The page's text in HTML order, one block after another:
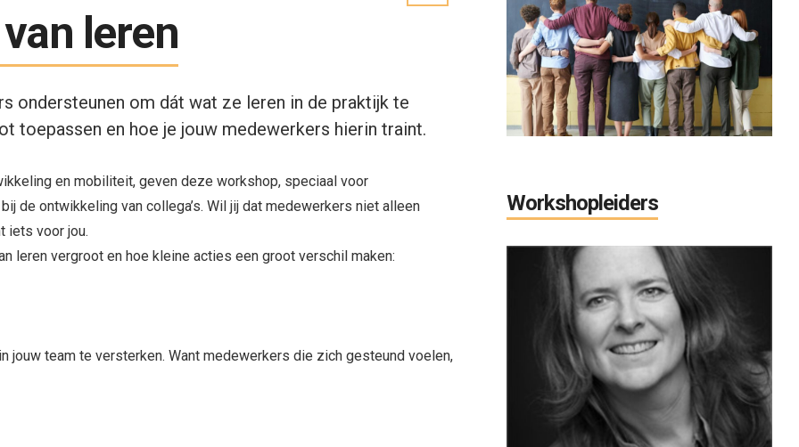
leren
ondersteunen om dát wat ze leren in de praktijk te
toepassen en hoe je jouw medewerkers hierin traint.
en mobiliteit, geven deze workshop, speciaal voor
de ontwikkeling van collega’s. Wil jij dat medewerkers niet alleen
iets voor jou.
leren vergroot en hoe kleine acties een groot verschil maken:
team te versterken. Want medewerkers die zich gesteund voelen,
Workshopleiders